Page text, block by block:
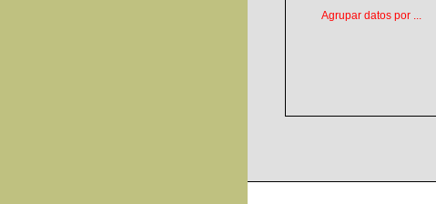
Agrupar datos por ...